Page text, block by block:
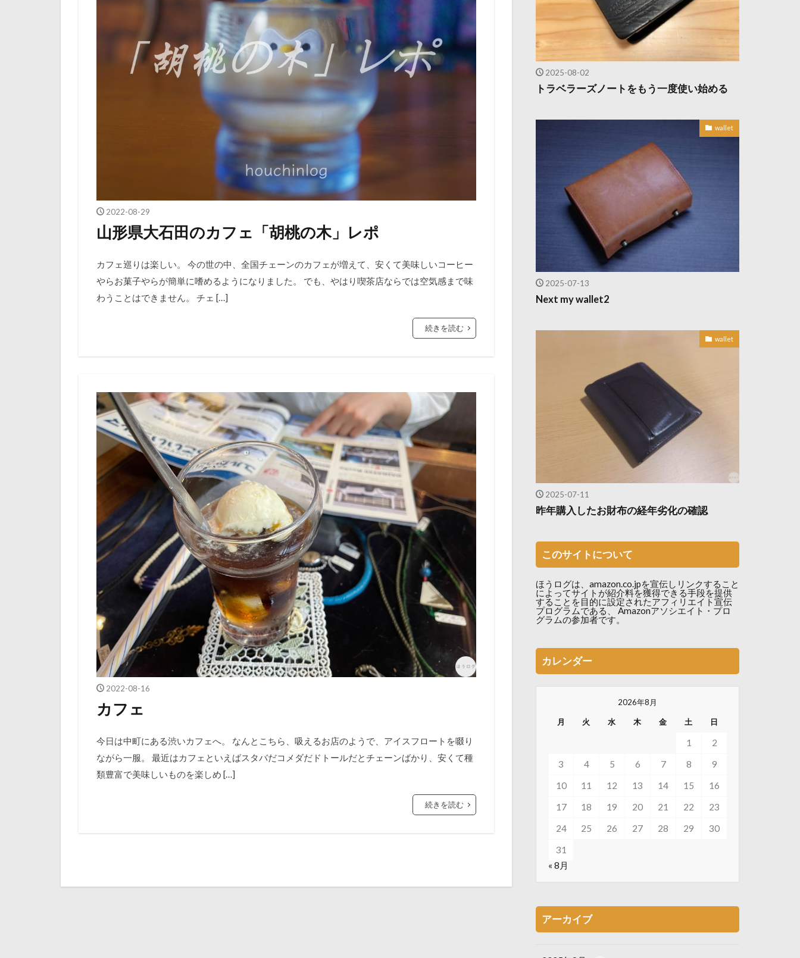
2022-08-29
山形県大石田のカフェ「胡桃の木」レポ
カフェ巡りは楽しい。 今の世の中、全国チェーンのカフェが増えて、安くて美味しいコーヒー
やらお菓子やらが簡単に嗜めるようになりました。 でも、やはり喫茶店ならでは空気感まで味
わうことはできません。 チェ […]
続きを読む
2022-08-16
カフェ
今日は中町にある渋いカフェへ。 なんとこちら、吸えるお店のようで、アイスフロートを啜り
ながら一服。 最近はカフェといえばスタバだコメダだドトールだとチェーンばかり、安くて種
類豊富で美味しいものを楽しめ […]
続きを読む
2025-08-02
トラベラーズノートをもう一度使い始める
wallet
2025-07-13
Next my wallet2
wallet
2025-07-11
昨年購入したお財布の経年劣化の確認
このサイトについて
ほうログは、amazon.co.jpを宣伝しリンクすること
によってサイトが紹介料を獲得できる手段を提供
することを目的に設定されたアフィリエイト宣伝
プログラムである、 Amazonアソシエイト・プロ
グラムの参加者です。
カレンダー
2026年8月
月 火 水 木 金 土 日
1
2
3
4 5 6 7 8
9
10
11 12 13 14 15
16
17
18 19 20 21 22
23
24
25 26 27 28 29
30
31
« 8月
アーカイブ